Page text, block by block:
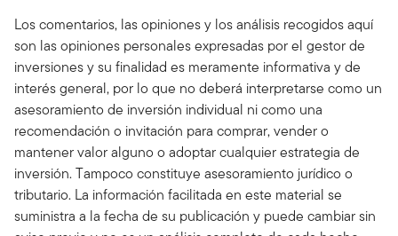
Los comentarios, las opiniones y los análisis recogidos aquí
son las opiniones personales expresadas por el gestor de
inversiones y su finalidad es meramente informativa y de
interés general, por lo que no deberá interpretarse como un
asesoramiento de inversión individual ni como una
recomendación o invitación para comprar, vender o
mantener valor alguno o adoptar cualquier estrategia de
inversión. Tampoco constituye asesoramiento jurídico o
tributario. La información facilitada en este material se
suministra a la fecha de su publicación y puede cambiar sin